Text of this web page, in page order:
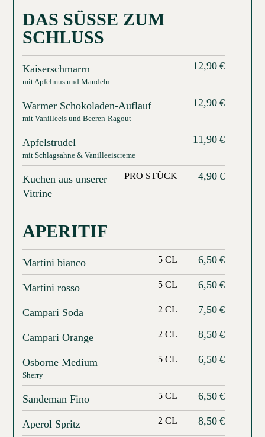
DAS SÜSSE ZUM S
CHLUSS
12,90 €
Kaiserschmarrn
mit Apfelmus und Mandeln
12,90 €
Warmer Schokoladen-Auflauf
mit Vanilleeis und Beeren-Ragout
11,90 €
Apfelstrudel
mit Schlagsahne & Vanilleeiscreme
4,90 €
PRO STÜCK
Kuchen aus unserer
Vitrine
APERITIF
6,50 €
5 CL
Martini bianco
6,50 €
5 CL
Martini rosso
7,50 €
2 CL
Campari Soda
8,50 €
2 CL
Campari Orange
6,50 €
5 CL
Osborne Medium
Sherry
6,50 €
5 CL
Sandeman Fino
8,50 €
2 CL
Aperol Spritz